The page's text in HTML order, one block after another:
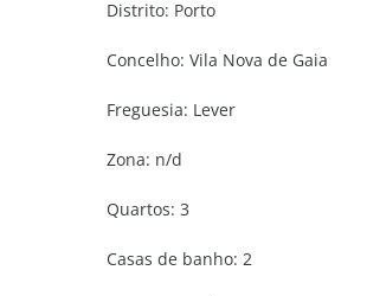
Distrito: Porto
Concelho: Vila Nova de Gaia
Freguesia: Lever
Zona: n/d
Quartos: 3
Casas de banho: 2